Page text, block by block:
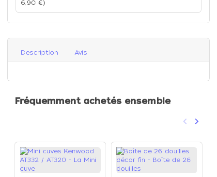
6,90 €)
Description Avis
Fréquemment achetés ensemble
Précédent
keyboard_arrow_left keyboard_arrow_right